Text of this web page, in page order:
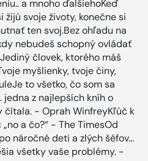
a mnoho ďalšiehoKeď
svoje životy, konečne si
ten svoj.Bez ohľadu na
nebudeš schopný ovládať
človek, ktorého máš
myšlienky, tvoje činy,
to všetko, čo som sa
jedna z najlepších kníh o
čítala. - Oprah WinfreyKľúč k
a čo?“ - The TimesOd
náročné deti a zlých šéfov...
všetky vaše problémy. -